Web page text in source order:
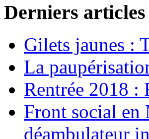
Derniers
Gilets jaunes :
La
Rentrée 2018 :
Front social en
déambulateur